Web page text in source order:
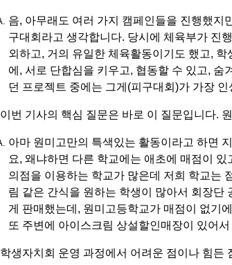
음, 아무래도 여러 가지 캠페인들을 진행했지
구대회라고 생각합니다. 당시에 체육부가 진
외하고, 거의 유일한 체육활동이기도 했고, 학
에 , 서로 단합심을 키우고, 협동할 수 있고, 숨
던 프로젝트 중에는 그게 (피구대회 )가 가장
이번 기사의 핵심 질문은 바로 이 질문입니다.
아마 원미고만의 특색있는 활동이라고 하면
요, 왜냐하면 다른 학교에는 애초에 매점이 있
의점을 이용하는 학교가 많은데 저희 학교는
림 같은 간식을 원하는 학생이 많아서 회장단
게 판매했는데 , 원미고등학교가 매점이 없기
또 주변에 아이스크림 상설할인매장이 있어
학생자치회 운영 과정에서 어려운 점이나 힘든